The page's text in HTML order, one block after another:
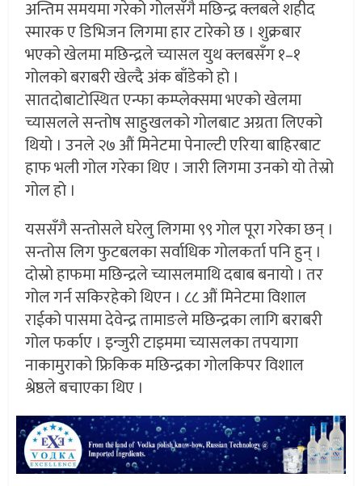
अन्तिम समयमा गरेको गोलसँगै मछिन्द्र क्लबले शहीद
स्मारक ए डिभिजन लिगमा हार टारेको छ । शुक्रबार
भएको खेलमा मछिन्द्रले च्यासल युथ क्लबसँग १–१
गोलको बराबरी खेल्दै अंक बाँडेको हो ।
सातदोबाटोस्थित एन्फा कम्प्लेक्समा भएको खेलमा
च्यासलले सन्तोष साहुखलको गोलबाट अग्रता लिएको
थियो । उनले २७ औं मिनेटमा पेनाल्टी एरिया बाहिरबाट
हाफ भली गोल गरेका थिए । जारी लिगमा उनको यो तेस्रो
गोल हो ।
यससँगै सन्तोसले घरेलु लिगमा ९९ गोल पूरा गरेका छन् ।
सन्तोस लिग फुटबलका सर्वाधिक गोलकर्ता पनि हुन् ।
दोस्रो हाफमा मछिन्द्रले च्यासलमाथि दबाब बनायो । तर
गोल गर्न सकिरहेको थिएन । ८८ औं मिनेटमा विशाल
राईको पासमा देवेन्द्र तामाङले मछिन्द्रका लागि बराबरी
गोल फर्काए । इन्जुरी टाइममा च्यासलका तपयागा
नाकामुराको फ्रिकिक मछिन्द्रका गोलकिपर विशाल
श्रेष्ठले बचाएका थिए ।